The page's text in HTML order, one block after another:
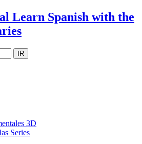
Learn Spanish with the
3D
Series